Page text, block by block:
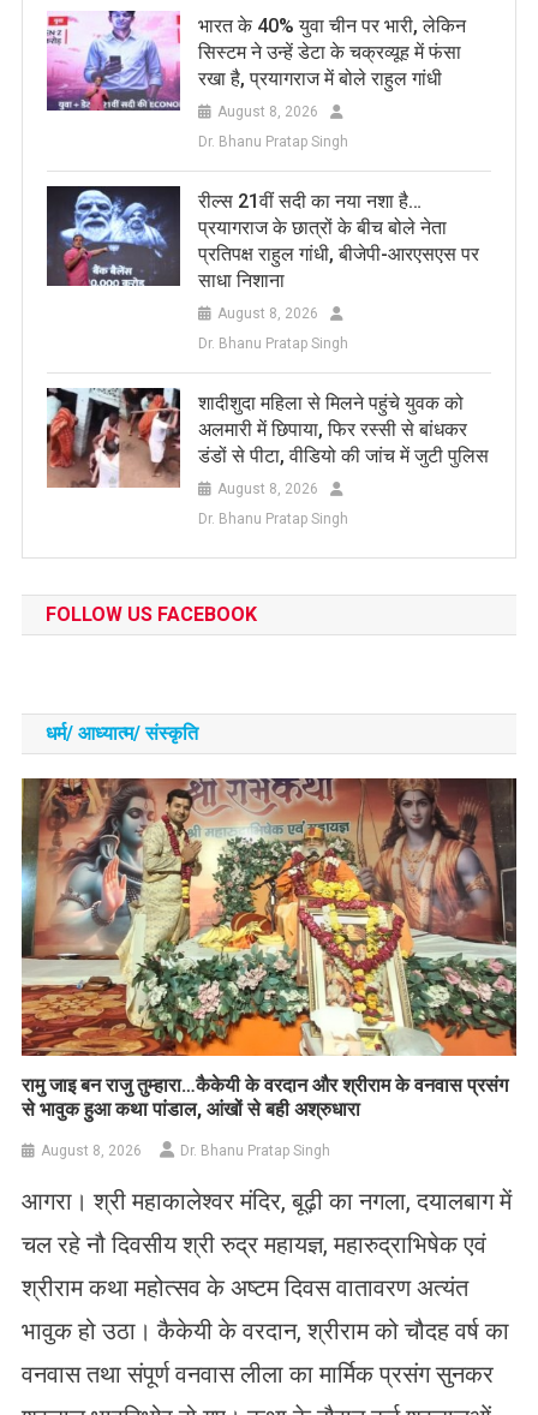
भारत के 40% युवा चीन पर भारी, लेकिन
सिस्टम ने उन्हें डेटा के चक्रव्यूह में फंसा
रखा है, प्रयागराज में बोले राहुल गांधी
August 8, 2026
Dr. Bhanu Pratap Singh
रील्स 21वीं सदी का नया नशा है…
प्रयागराज के छात्रों के बीच बोले नेता
प्रतिपक्ष राहुल गांधी, बीजेपी-आरएसएस पर
साधा निशाना
August 8, 2026
Dr. Bhanu Pratap Singh
शादीशुदा महिला से मिलने पहुंचे युवक को
अलमारी में छिपाया, फिर रस्सी से बांधकर
डंडों से पीटा, वीडियो की जांच में जुटी पुलिस
August 8, 2026
Dr. Bhanu Pratap Singh
FOLLOW US FACEBOOK
धर्म/ आध्‍यात्‍म/ संस्‍कृति
रामु जाइ बन राजु तुम्हारा…कैकेयी के वरदान और श्रीराम के वनवास प्रसंग
से भावुक हुआ कथा पांडाल, आंखों से बही अश्रुधारा
August 8, 2026 Dr. Bhanu Pratap Singh
आगरा। श्री महाकालेश्वर मंदिर, बूढ़ी का नगला, दयालबाग में
चल रहे नौ दिवसीय श्री रुद्र महायज्ञ, महारुद्राभिषेक एवं
श्रीराम कथा महोत्सव के अष्टम दिवस वातावरण अत्यंत
भावुक हो उठा। कैकेयी के वरदान, श्रीराम को चौदह वर्ष का
वनवास तथा संपूर्ण वनवास लीला का मार्मिक प्रसंग सुनकर